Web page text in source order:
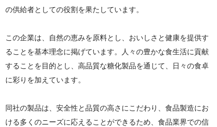
の供給者としての役割を果たしています。
この企業は、自然の恵みを原料とし、おいしさと健康を提供す
ることを基本理念に掲げています。人々の豊かな食生活に貢献
することを目的とし、高品質な糖化製品を通じて、日々の食卓
に彩りを加えています。
同社の製品は、安全性と品質の高さにこだわり、食品製造にお
ける多くのニーズに応えることができるため、食品業界での信